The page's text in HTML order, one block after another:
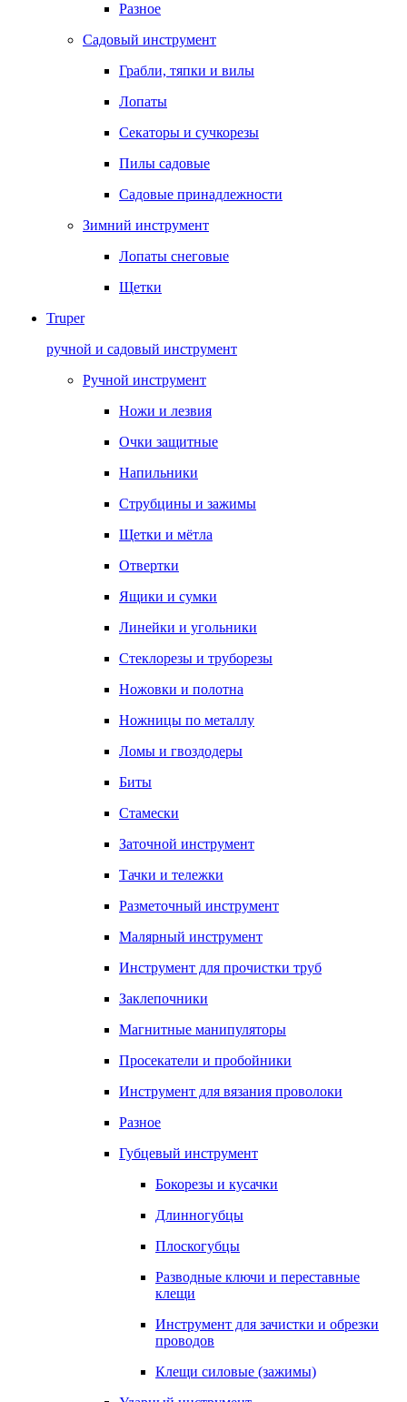
Разное
Садовый инструмент
Грабли, тяпки и вилы
Лопаты
Секаторы и сучкорезы
Пилы садовые
Садовые принадлежности
Зимний инструмент
Лопаты снеговые
Щетки
Truper
ручной и садовый инструмент
Ручной инструмент
Ножи и лезвия
Очки защитные
Напильники
Струбцины и зажимы
Щетки и мётла
Отвертки
Ящики и сумки
Линейки и угольники
Стеклорезы и труборезы
Ножовки и полотна
Ножницы по металлу
Ломы и гвоздодеры
Биты
Стамески
Заточной инструмент
Тачки и тележки
Разметочный инструмент
Малярный инструмент
Инструмент для прочистки труб
Заклепочники
Магнитные манипуляторы
Просекатели и пробойники
Инструмент для вязания проволоки
Разное
Губцевый инструмент
Бокорезы и кусачки
Длинногубцы
Плоскогубцы
Разводные ключи и переставные
клещи
Инструмент для зачистки и обрезки
проводов
Клещи силовые (зажимы)